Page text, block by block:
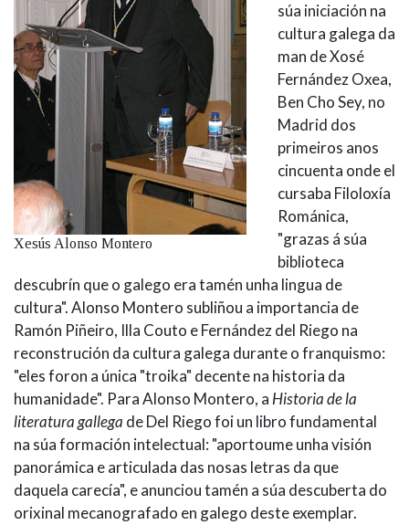
Xesús Alonso Montero
súa iniciación na
cultura galega da
man de Xosé
Fernández Oxea,
Ben Cho Sey, no
Madrid dos
primeiros anos
cincuenta onde el
cursaba Filoloxía
Románica,
"grazas á súa
biblioteca
descubrín que o galego era tamén unha lingua de
cultura". Alonso Montero subliñou a importancia de
Ramón Piñeiro, Illa Couto e Fernández del Riego na
reconstrución da cultura galega durante o franquismo:
"eles foron a única "troika" decente na historia da
humanidade". Para Alonso Montero, aHistoria de la
literatura gallega de Del Riego foi un libro fundamental
na súa formación intelectual: "aportoume unha visión
panorámica e articulada das nosas letras da que
daquela carecía", e anunciou tamén a súa descuberta do
orixinal mecanografado en galego deste exemplar.